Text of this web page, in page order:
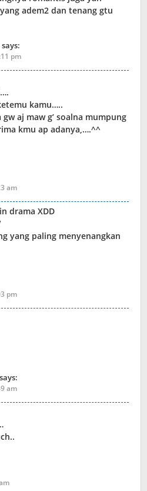
adem2 dan tenang gtu
says:
pm
kamu…..
aj maw g’ soalna mumpung
kmu ap adanya,….^^
am
drama XDD
yang paling menyenangkan
pm
says:
am